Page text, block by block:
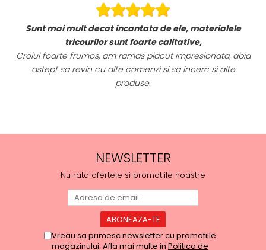
Sunt mai mult decat incantata de ele, materialele
tricourilor sunt foarte calitative,
Croiul foarte frumos, am ramas placut impresionata, abia
astept sa revin cu alte comenzi si sa incerc si alte
produse.
NEWSLETTER
Nu rata ofertele si promotiile noastre
Vreau sa primesc newsletter cu promotiile
magazinului. Afla mai multe in Politica de